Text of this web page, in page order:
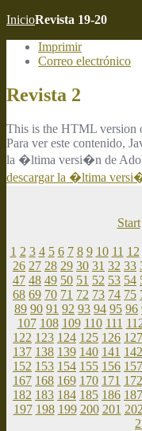
InicioRevista 19-20
Imprimir
Correo electrónico
Revista 2
This is the HTML version
Para ver este contenido,
la �ltima versi�n de
descargar la �ltima
Start
1 2 3 4 5 6 7 8 9 10 11 12
26 27 28 29 30 31 32 33
47 48 49 50 51 52 53 54
68 69 70 71 72 73 74 75
89 90 91 92 93 94 95 96
107 108 109 110 111
122 123 124 125 126 127
137 138 139 140 141 142
152 153 154 155 156 157
167 168 169 170 171 172
182 183 184 185 186 187
197 198 199 200 201 202